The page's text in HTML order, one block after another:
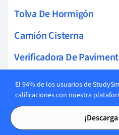
Tarjetas
Tarjetas
Tolva De Hormigón
Camión Cisterna
Verificadora De
Plataforma De Trabajo
Trituradora De
El 94% de los usuarios de
calificaciones con nuestra